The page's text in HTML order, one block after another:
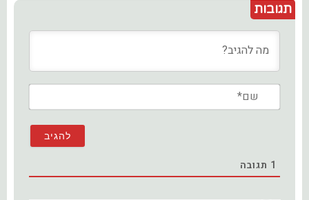
תגובות
1 תגובה